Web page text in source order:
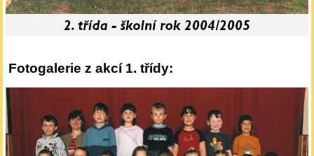
Fotogalerie z akcí 1. třídy: